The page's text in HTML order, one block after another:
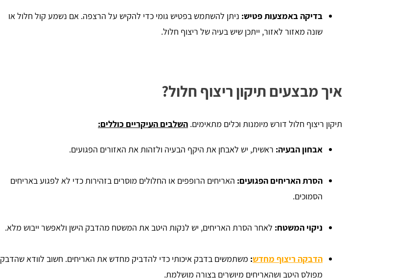
בדיקה באמצעות פטיש: ניתן להשתמש בפטיש גומי כדי להקיש על הרצפה. אם נשמע קול חלול או
שונה מאזור לאזור, ייתכן שיש בעיה של ריצוף חלול.
איך מבצעים תיקון ריצוף חלול?
תיקון ריצוף חלול דורש מיומנות וכלים מתאימים. השלבים העיקריים כוללים:
אבחון הבעיה: ראשית, יש לאבחן את היקף הבעיה ולזהות את האזורים הפגועים.
הסרת האריחים הפגועים: האריחים הרופפים או החלולים מוסרים בזהירות כדי לא לפגוע באריחים
הסמוכים.
ניקוי המשטח: לאחר הסרת האריחים, יש לנקות היטב את המשטח מהדבק הישן ולאפשר ייבוש מלא.
הדבקה ריצוף מחדש: משתמשים בדבק איכותי כדי להדביק מחדש את האריחים. חשוב לוודא שהדבק
מפולס היטב ושהאריחים מיושרים בצורה מושלמת.